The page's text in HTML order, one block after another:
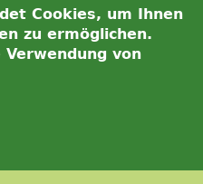
Cookies, um Ihnen
zu ermöglichen.
von